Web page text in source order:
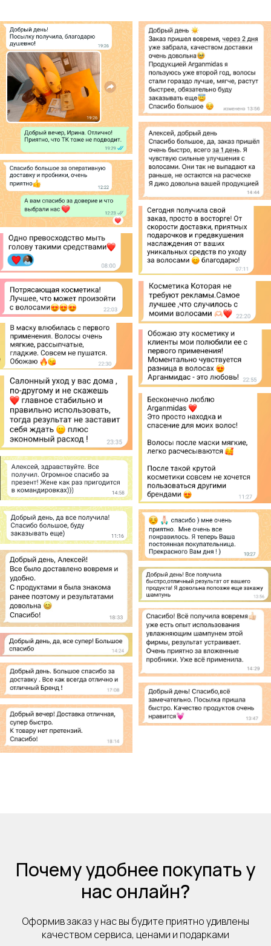
Почему удобнее покупать у
нас онлайн?
Оформив заказ у нас вы будите приятно удивлены
качеством сервиса, ценами и подарками